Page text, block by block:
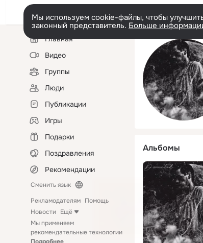
Мы используем cookie-файлы, чтобы
законный представитель. Больше
Левая
колонкаГлавная
Видео
Группы
Люди
Публикации
Игры
Подарки
Поздравления
Рекомендации
Сменить язык
Рекламодателям Помощь
Новости Ещё
Мы применяем
рекомендательные технологии
Альбомы